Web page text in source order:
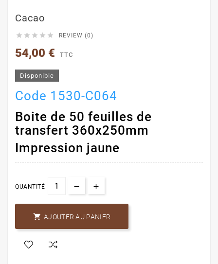
Cacao
     REVIEW (0)
54,00 € TTC
Disponible
Code 1530-C064
Boite de 50 feuilles de
transfert 360x250mm
Impression jaune
QUANTITÉ
 AJOUTER AU PANIER